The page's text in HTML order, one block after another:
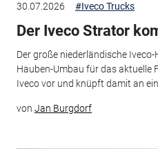
30.07.2026 #Iveco Trucks
Der Iveco Strator
Der große niederländische
Hauben-Umbau für das aktuelle
Iveco vor und knüpft damit an
von Jan Burgdorf